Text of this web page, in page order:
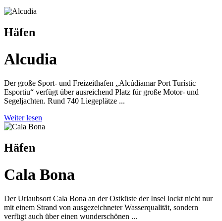
Häfen
Alcudia
Der große Sport- und Freizeithafen „Alcúdiamar Port Turístic
Esportiu“ verfügt über ausreichend Platz für große Motor- und
Segeljachten. Rund 740 Liegeplätze ...
Weiter lesen
Häfen
Cala Bona
Der Urlaubsort Cala Bona an der Ostküste der Insel lockt nicht nur
mit einem Strand von ausgezeichneter Wasserqualität, sondern
verfügt auch über einen wunderschönen ...